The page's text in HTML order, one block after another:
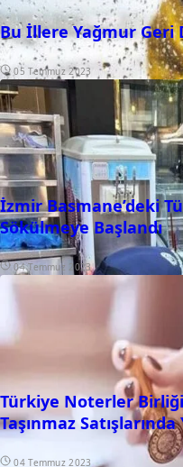
Bu İllere Yağmur Geri
05 Temmuz 2023
İzmir Basmane’deki
Sökülmeye Başlandı
04 Temmuz 2023
Türkiye Noterler Birliği
Taşınmaz
04 Temmuz 2023